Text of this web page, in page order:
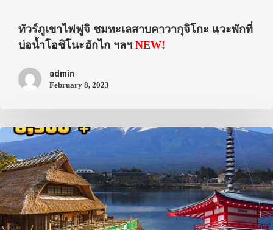
ทัวร์ภูเขาไฟฟูจิ ชมทะเลสาบคาวากุจิโกะ แวะพักที่
บ่อน้ำโอชิโนะฮักไก ฯลฯ NEW!
admin
February 8, 2023